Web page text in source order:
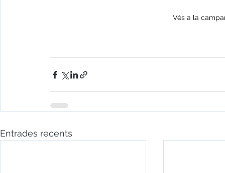
Vés a la
Entrades recents